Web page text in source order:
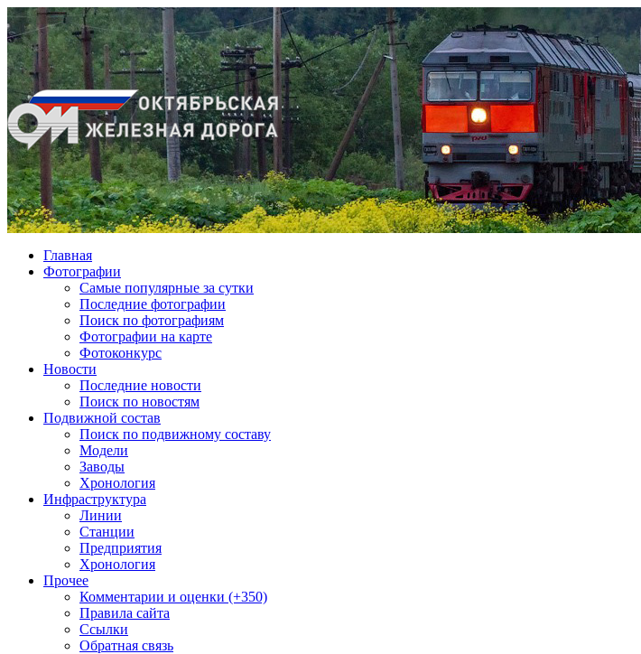
Главная
Фотографии
Cамые популярные за сутки
Последние фотографии
Поиск по фотографиям
Фотографии на карте
Фотоконкурс
Новости
Последние новости
Поиск по новостям
Подвижной состав
Поиск по подвижному составу
Модели
Заводы
Хронология
Инфраструктура
Линии
Станции
Предприятия
Хронология
Прочее
Комментарии и оценки (+350)
Правила сайта
Ссылки
Обратная связь